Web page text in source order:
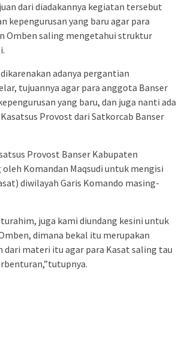
dari diadakannya kegiatan tersebut
kepengurusan yang baru agar para
Omben saling mengetahui struktur
adanya pergantian
tujuannya agar para anggota Banser
yang baru, dan juga nanti ada
Provost dari Satkorcab Banser
Provost Banser Kabupaten
Komandan Maqsudi untuk mengisi
diwilayah Garis Komando masing-
juga kami diundang kesini untuk
dimana bekal itu merupakan
materi itu agar para Kasat saling tau